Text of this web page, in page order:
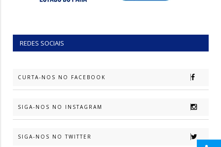
REDES SOCIAIS
CURTA-NOS NO FACEBOOK
SIGA-NOS NO INSTAGRAM
SIGA-NOS NO TWITTER